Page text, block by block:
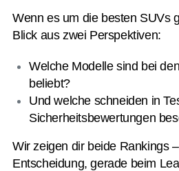
Wenn es um die besten SUVs
Blick aus zwei Perspektiven:
Welche Modelle sind bei
beliebt?
Und welche schneiden in
Sicherheitsbewertungen
Wir zeigen dir beide Rankings
Entscheidung, gerade beim